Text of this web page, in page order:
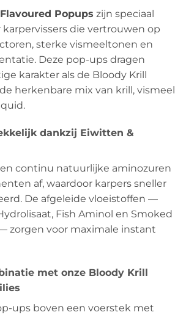
Popups zijn speciaal
die vertrouwen op
sterke vismeeltonen en
Deze pop-ups dragen
karakter als de Bloody Krill
herkenbare mix van krill, vismeel
dankzij Eiwitten &
continu natuurlijke aminozuren
af, waardoor karpers sneller
De afgeleide vloeistoffen —
Fish Aminol en Smoked
zorgen voor maximale instant
met onze Bloody Krill
ups boven een voerstek met